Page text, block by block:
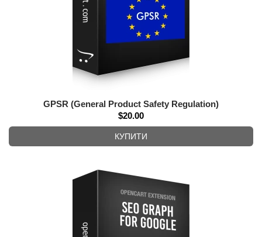
GPSR (General Product Safety Regulation)
$20.00
КУПИТИ